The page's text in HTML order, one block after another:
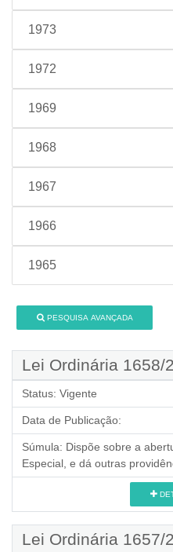
1973
1972
1969
1968
1967
1966
1965
PESQUISA AVANÇADA
Lei Ordinária 1658/
Status: Vigente
Data de Publicação:
Súmula: Dispõe sobre a
Especial, e dá outras
Lei Ordinária 1657/